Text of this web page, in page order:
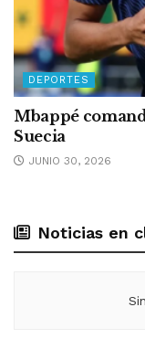
DEPORTES
Mbappé
Suecia
JUNIO 30, 2026
Noticias en